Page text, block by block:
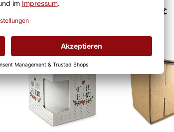
Weihnachten - HO HO
HO - schwarz
2,95 €
Grußkarten zum Verschenken